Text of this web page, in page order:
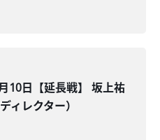
10日【延長戦】 坂上祐
ィレクター）